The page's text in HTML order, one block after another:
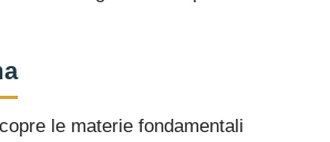
le materie fondamentali